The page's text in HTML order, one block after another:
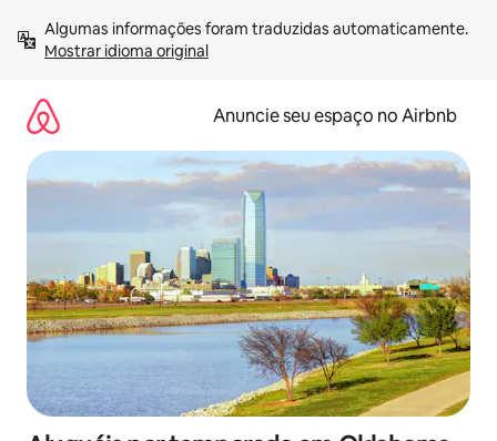
para
Mostrar idioma original
Anuncie seu espaço no Airbnb